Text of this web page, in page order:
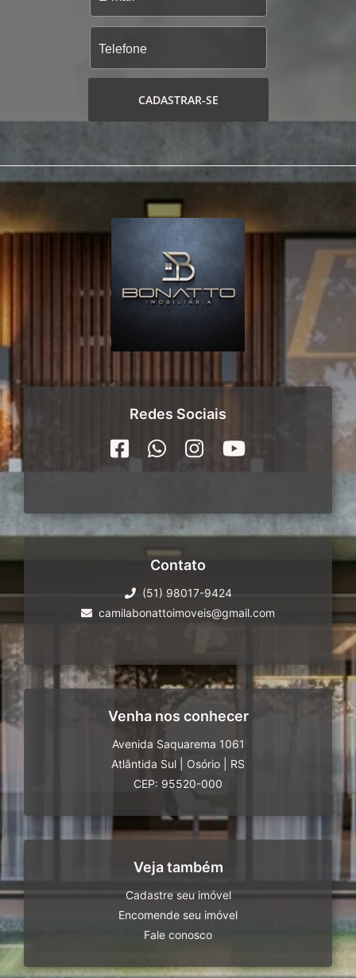
CADASTRAR-SE
Redes Sociais
Contato
(51) 98017-9424
camilabonattoimoveis@gmail.com
Venha nos conhecer
Avenida Saquarema 1061
Atlântida Sul
Osório
RS
CEP: 95520-000
Veja também
Cadastre seu imóvel
Encomende seu imóvel
Fale conosco